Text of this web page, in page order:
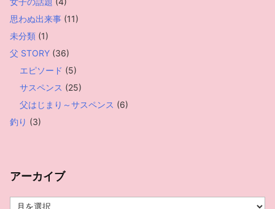
思わぬ出来事 (11)
未分類 (1)
父 STORY (36)
エピソード (5)
サスペンス (25)
父はじまり～サスペンス (6)
釣り (3)
アーカイブ